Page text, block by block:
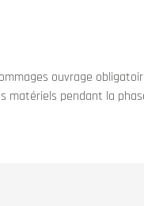
ouvrage
matériels pendant la